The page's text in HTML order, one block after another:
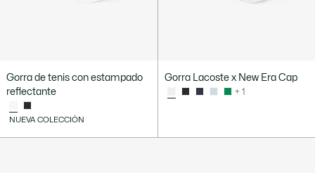
Gorra de tenis con estampado
reflectante
NUEVA COLECCIÓN
Gorra Lacoste x New Era Cap
+ 1